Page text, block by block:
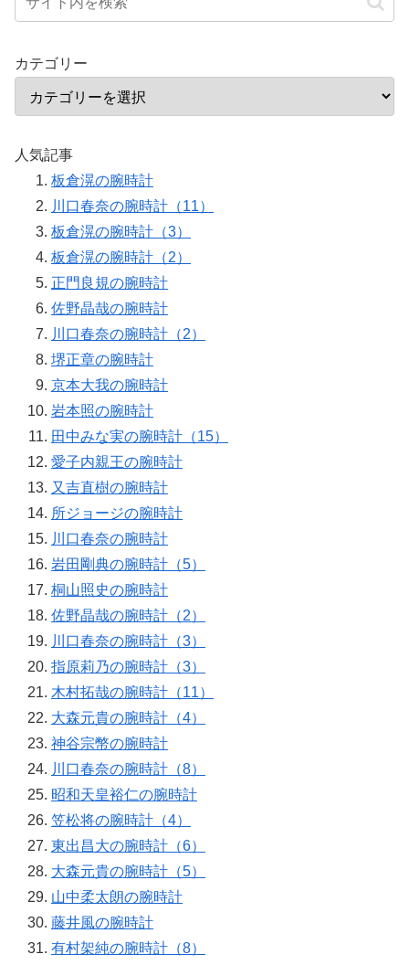
カテゴリー
人気記事
板倉滉の腕時計
川口春奈の腕時計（11）
板倉滉の腕時計（3）
板倉滉の腕時計（2）
正門良規の腕時計
佐野晶哉の腕時計
川口春奈の腕時計（2）
堺正章の腕時計
京本大我の腕時計
岩本照の腕時計
田中みな実の腕時計（15）
愛子内親王の腕時計
又吉直樹の腕時計
所ジョージの腕時計
川口春奈の腕時計
岩田剛典の腕時計（5）
桐山照史の腕時計
佐野晶哉の腕時計（2）
川口春奈の腕時計（3）
指原莉乃の腕時計（3）
木村拓哉の腕時計（11）
大森元貴の腕時計（4）
神谷宗幣の腕時計
川口春奈の腕時計（8）
昭和天皇裕仁の腕時計
笠松将の腕時計（4）
東出昌大の腕時計（6）
大森元貴の腕時計（5）
山中柔太朗の腕時計
藤井風の腕時計
有村架純の腕時計（8）